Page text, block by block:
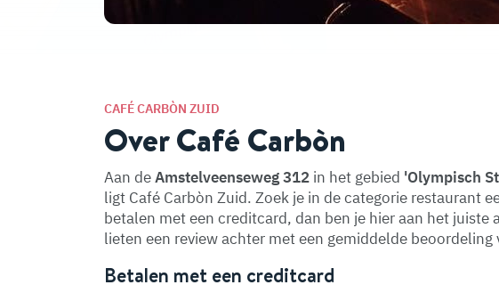
CAFÉ CARBÒN ZUID
Over Café Carbòn
Aan deAmstelveenseweg 312 in het gebied 'Olympisch
ligt Café Carbòn Zuid. Zoek je in de categorie restaurant
betalen met een creditcard, dan ben je hier aan het juiste
lieten een review achter met een gemiddelde beoordeling
Betalen met een creditcard